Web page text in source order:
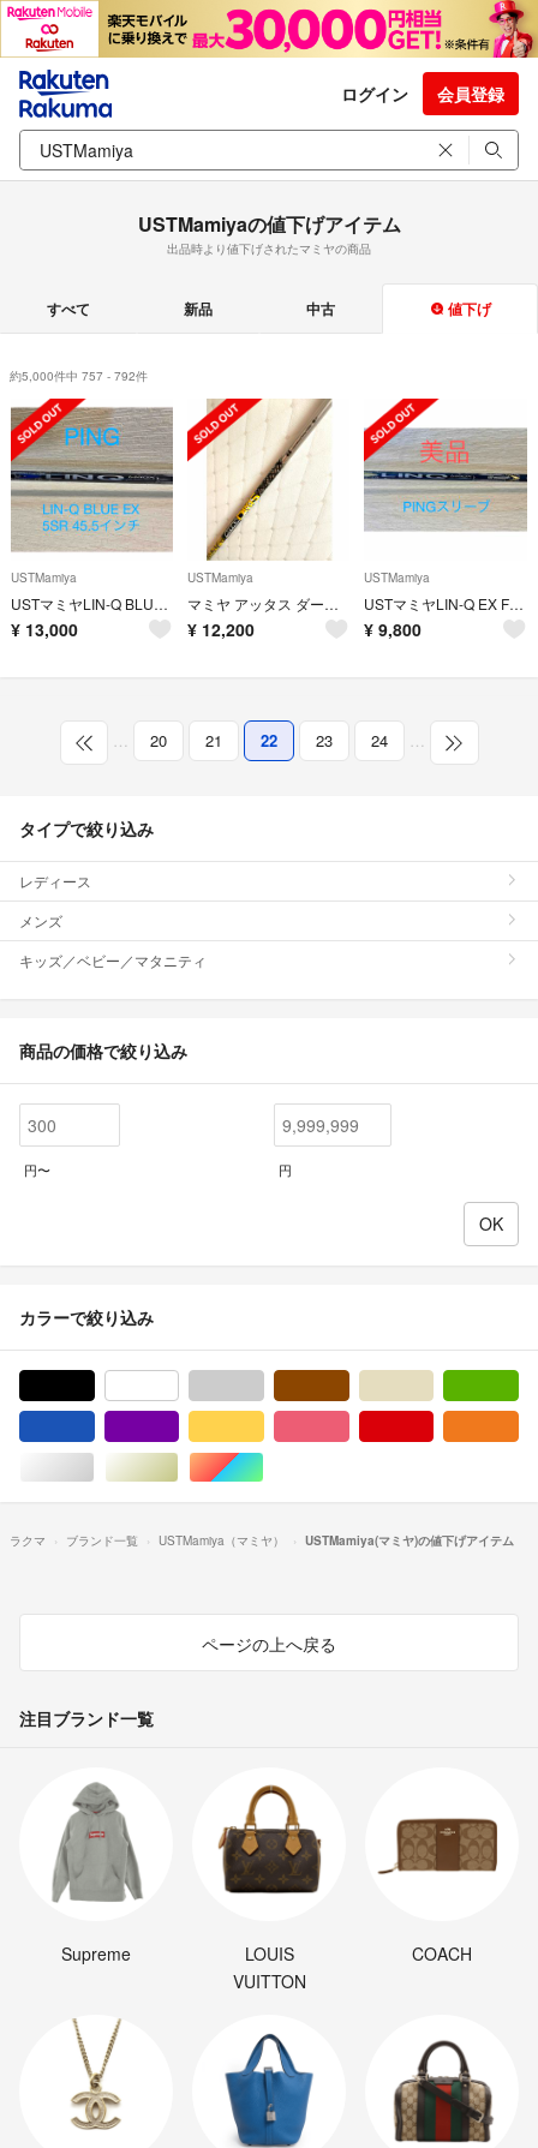
ログイン 会員登録
USTMamiyaの値下げアイテム
出品時より値下げされたマミヤの商品
すべて 新品 中古 値下げ
約5,000件中 757 - 792件
USTMamiya
USTマミヤLIN-Q BLUE EX 【5SR】ピンスリーブ付ドライバー用
¥ 13,000
USTMamiya
マミヤ アッタス ダース 6S
¥ 12,200
USTMamiya
USTマミヤLIN-Q EX FW 【55S】42インチ
¥ 9,800
… 20 21 22 23 24 …
タイプで絞り込み
レディース
メンズ
キッズ／ベビー／マタニティ
商品の価格で絞り込み
円〜 円
カラーで絞り込み
シルバー/銀色系ゴールド/金色系マルチカラー
ラクマ ブランド一覧 USTMamiya（マミヤ） USTMamiya(マミヤ)の値下げアイテム
ページの上へ戻る
注目ブランド一覧
Supreme
LOUIS
VUITTON
COACH